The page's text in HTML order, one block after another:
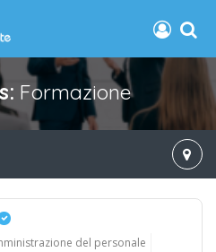
Formazione
del personale